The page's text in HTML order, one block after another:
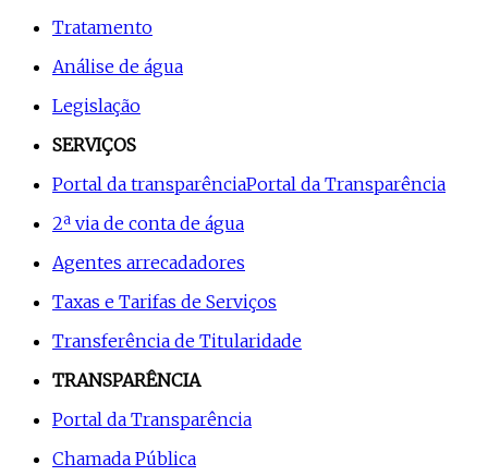
Tratamento
Análise de água
Legislação
SERVIÇOS
Portal da transparênciaPortal da Transparência
2ª via de conta de água
Agentes arrecadadores
Taxas e Tarifas de Serviços
Transferência de Titularidade
TRANSPARÊNCIA
Portal da Transparência
Chamada Pública